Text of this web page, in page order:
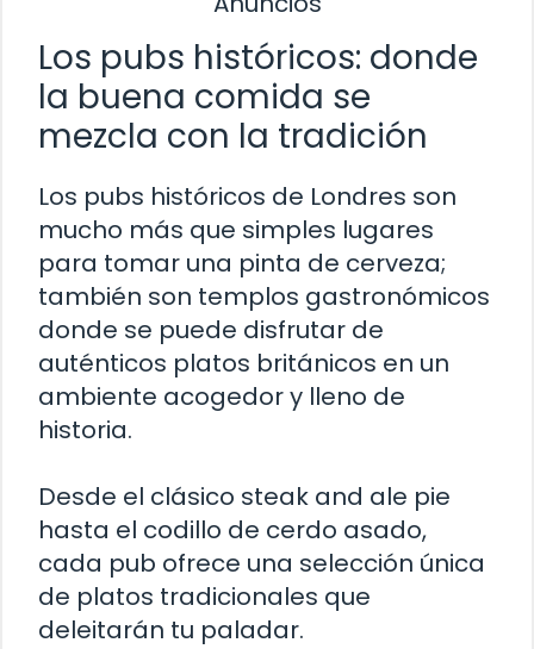
Los pubs históricos: donde
la buena comida se
mezcla con la tradición
Los pubs históricos de Londres son
mucho más que simples lugares
para tomar una pinta de cerveza;
también son templos gastronómicos
donde se puede disfrutar de
auténticos platos británicos en un
ambiente acogedor y lleno de
historia.
Desde el clásico steak and ale pie
hasta el codillo de cerdo asado,
cada pub ofrece una selección única
de platos tradicionales que
deleitarán tu paladar.